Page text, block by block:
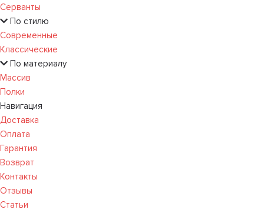
Серванты
По стилю
Современные
Классические
По материалу
Массив
Полки
Навигация
Доставка
Оплата
Гарантия
Возврат
Контакты
Отзывы
Статьи